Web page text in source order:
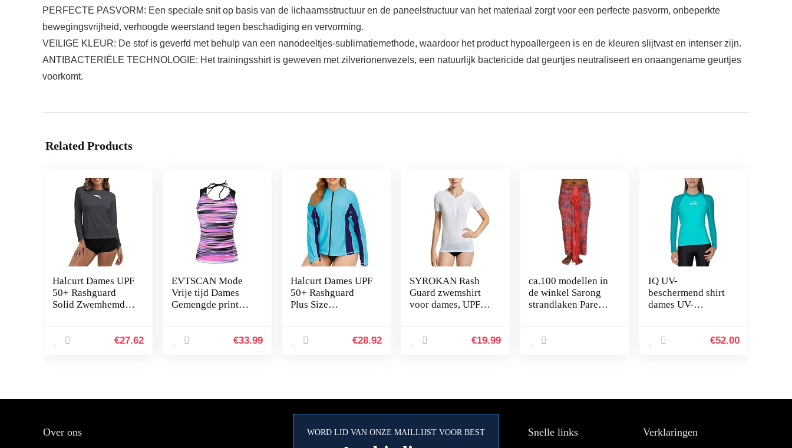
PERFECTE PASVORM: Een speciale snit op basis van de lichaamsstructuur en de paneelstructuur van het materiaal zorgt voor een perfecte pasvorm, onbeperkte
bewegingsvrijheid, verhoogde weerstand tegen beschadiging en vervorming.
VEILIGE KLEUR: De stof is geverfd met behulp van een nanodeeltjes-sublimatiemethode, waardoor het product hypoallergeen is en de kleuren slijtvast en intenser zijn.
ANTIBACTERIËLE TECHNOLOGIE: Het trainingsshirt is geweven met zilverionenvezels, een natuurlijk bactericide dat geurtjes neutraliseert en onaangename geurtjes
voorkomt.
Related Products
Halcurt Dames UPF
50+ Rashguard
Solid Zwemhemd
€27.62
EVTSCAN Mode
Vrije tijd Dames
Gemengde print
Belly Spa-jas
€33.99
Halcurt Dames UPF
50+ Rashguard
Plus Size
neopreen pak Top
€28.92
SYROKAN Rash
Guard zwemshirt
voor dames, UPF
€19.99
ca.100 modellen in
de winkel Sarong
strandlaken Pareo
IQ UV-
beschermend shirt
dames UV-
€52.00
Over ons WORD LID VAN ONZE MAILLIJST VOOR BEST Snelle links Verklaringen